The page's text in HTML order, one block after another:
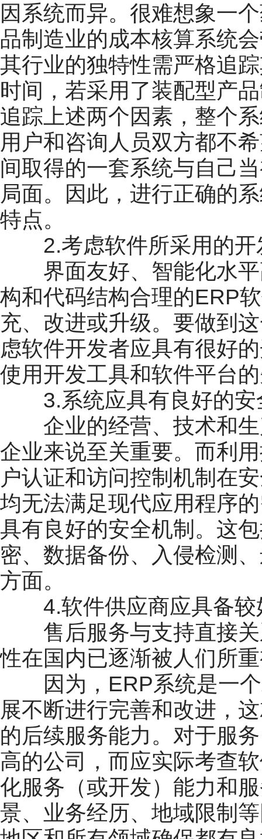
因系统而异。很难想象一
品制造业的成本核算系统
其行业的独特性需严格追
时间，若采用了装配型产
追踪上述两个因素，整个
用户和咨询人员双方都不
间取得的一套系统与自己
局面。因此，进行正确的
特点。
2.考虑软件所采用的开
界面友好、智能化水平
构和代码结构合理的ERP
充、改进或升级。要做到
虑软件开发者应具有很好
使用开发工具和软件平台
3.系统应具有良好的安
企业的经营、技术和生
企业来说至关重要。而利
户认证和访问控制机制在
均无法满足现代应用程序
具有良好的安全机制。这
密、数据备份、入侵检测
方面。
4.软件供应商应具备较
售后服务与支持直接关
性在国内已逐渐被人们所
因为，ERP系统是一个
展不断进行完善和改进，
的后续服务能力。对于服
高的公司，而应实际考查
化服务（或开发）能力和
景、业务经历、地域限制